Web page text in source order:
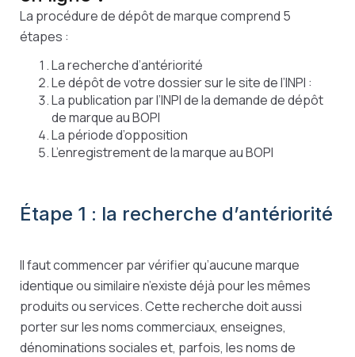
La procédure de dépôt de marque comprend 5
étapes :
La recherche d’antériorité
Le dépôt de votre dossier sur le site de l’INPI :
La publication par l’INPI de la demande de dépôt
de marque au BOPI
La période d’opposition
L’enregistrement de la marque au BOPI
Étape 1 : la recherche d’antériorité
Il faut commencer par vérifier qu’aucune marque
identique ou similaire n’existe déjà pour les mêmes
produits ou services. Cette recherche doit aussi
porter sur les noms commerciaux, enseignes,
dénominations sociales et, parfois, les noms de